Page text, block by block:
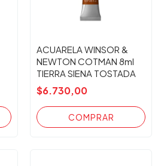
ACUARELA WINSOR &
NEWTON COTMAN 8ml
TIERRA SIENA TOSTADA
074
$6.730,00